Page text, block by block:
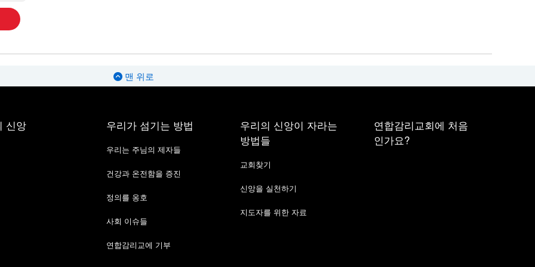
맨 위로
신앙 우리가 섬기는 방법
우리는 주님의 제자들
건강과 온전함을 증진
정의를 옹호
사회 이슈들
연합감리교에 기부
우리의 신앙이 자라는
방법들
교회찾기
신앙을 실천하기
지도자를 위한 자료
연합감리교회에 처음
인가요?